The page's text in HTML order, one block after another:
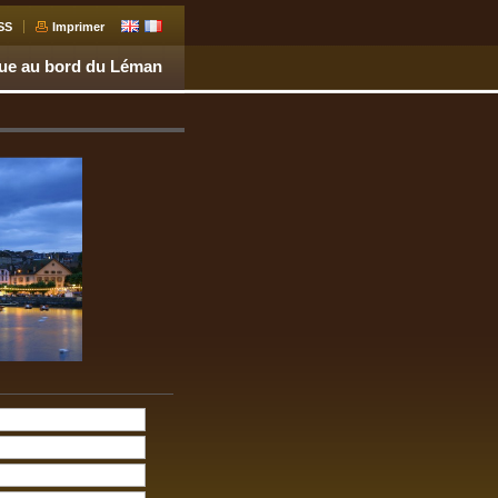
Imprimer
au bord du Léman